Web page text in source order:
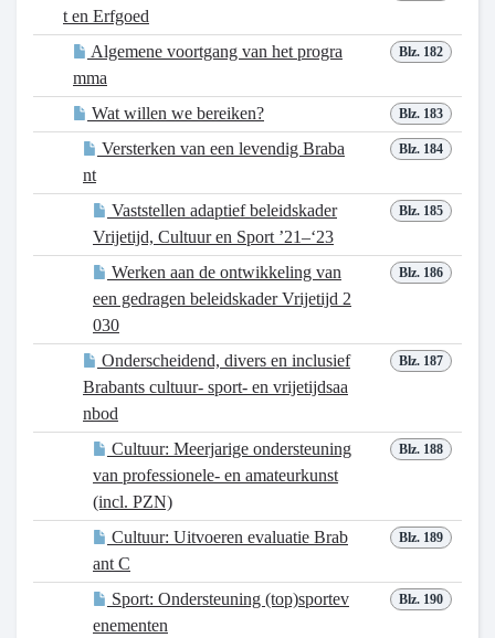
t en Erfgoed
Blz. 182
Algemene voortgang van het progra
mma
Blz. 183
Wat willen we bereiken?
Blz. 184
Versterken van een levendig Braba
nt
Blz. 185
Vaststellen adaptief beleidskader
Vrijetijd, Cultuur en Sport ’21–‘23
Blz. 186
Werken aan de ontwikkeling van
een gedragen beleidskader Vrijetijd 2
030
Blz. 187
Onderscheidend, divers en inclusief
Brabants cultuur- sport- en vrijetijdsaa
nbod
Blz. 188
Cultuur: Meerjarige ondersteuning
van professionele- en amateurkunst
(incl. PZN)
Blz. 189
Cultuur: Uitvoeren evaluatie Brab
ant C
Blz. 190
Sport: Ondersteuning (top)sportev
enementen